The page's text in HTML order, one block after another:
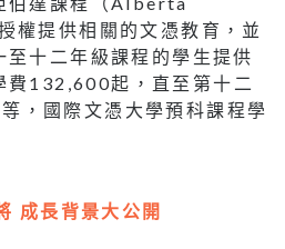
權提供相關的文憑教育，並
十二年級課程的學生提供
費132,600起，直至第十二
，國際文憑大學預科課程學
成長背景大公開